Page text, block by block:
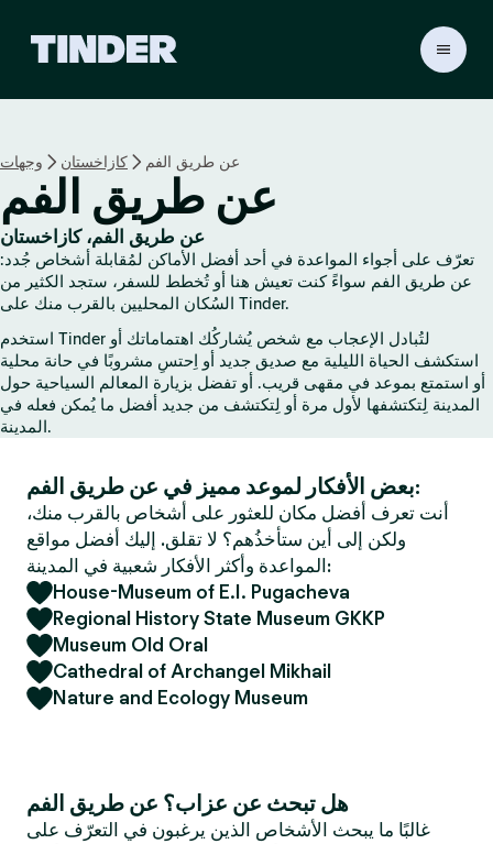
ة
ل
ر
ئ
ي
س
ة
ل
ـ
T
d
e
r
وجهات كازاخستان عن طريق الفم
عن طريق الفم
عن طريق الفم، كازاخستان
تعرّف على أجواء المواعدة في أحد أفضل الأماكن لمُقابلة أشخاص جُدد:
عن طريق الفم سواءً كنت تعيش هنا أو تُخطط للسفر، ستجد الكثير من
السُكان المحليين بالقرب منك على Tinder.
استخدم Tinder لتُبادل الإعجاب مع شخص يُشاركُك اهتماماتك أو
استكشف الحياة الليلية مع صديق جديد أو اِحتسِ مشروبًا في حانة محلية
أو استمتع بموعد في مقهى قريب. أو تفضل بزيارة المعالم السياحية حول
المدينة لِتكتشفها لأول مرة أو لِتكتشف من جديد أفضل ما يُمكن فعله في
المدينة.
بعض الأفكار لموعد مميز في عن طريق الفم:
أنت تعرف أفضل مكان للعثور على أشخاص بالقرب منك،
ولكن إلى أين ستأخذُهم؟ لا تقلق. إليك أفضل مواقع
المواعدة وأكثر الأفكار شعبية في المدينة:
House-Museum of E.I. Pugacheva
Regional History State Museum GKKP
Museum Old Oral
Cathedral of Archangel Mikhail
Nature and Ecology Museum
هل تبحث عن عزاب؟ عن طريق الفم
غالبًا ما يبحث الأشخاص الذين يرغبون في التعرّف على